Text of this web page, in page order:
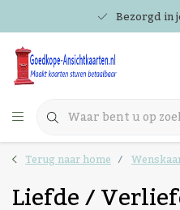
Bezorgd in
Terug naar home
Liefde /